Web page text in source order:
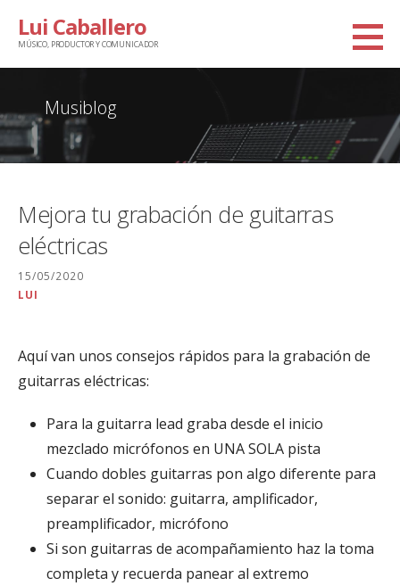
Lui Caballero
MÚSICO, PRODUCTOR Y COMUNICADOR
Musiblog
Mejora tu grabación de guitarras
eléctricas
15/05/2020
LUI
Aquí van unos consejos rápidos para la grabación de
guitarras eléctricas:
Para la guitarra lead graba desde el inicio
mezclado micrófonos en UNA SOLA pista
Cuando dobles guitarras pon algo diferente para
separar el sonido: guitarra, amplificador,
preamplificador, micrófono
Si son guitarras de acompañamiento haz la toma
completa y recuerda panear al extremo